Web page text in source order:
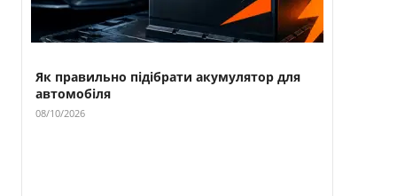
Як правильно підібрати акумулятор для
автомобіля
08/10/2026